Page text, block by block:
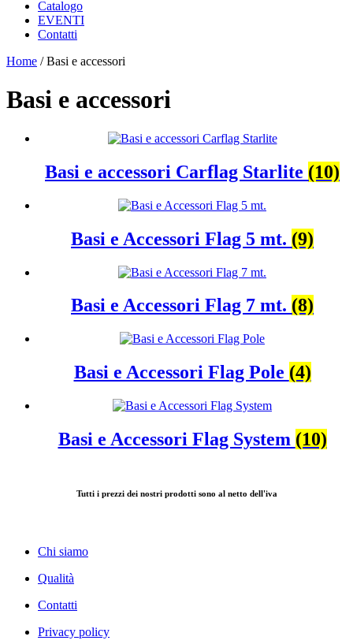
Catalogo
EVENTI
Contatti
Home / Basi e accessori
Basi e accessori
Basi e accessori Carflag Starlite (10)
Basi e Accessori Flag 5 mt. (9)
Basi e Accessori Flag 7 mt. (8)
Basi e Accessori Flag Pole (4)
Basi e Accessori Flag System (10)
Tutti i prezzi dei nostri prodotti sono al netto dell'iva
Chi siamo
Qualità
Contatti
Privacy policy